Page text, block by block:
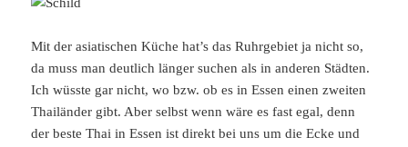
Mit der asiatischen Küche hat’s das Ruhrgebiet ja nicht so,
da muss man deutlich länger suchen als in anderen Städten.
Ich wüsste gar nicht, wo bzw. ob es in Essen einen zweiten
Thailänder gibt. Aber selbst wenn wäre es fast egal, denn
der beste Thai in Essen ist direkt bei uns um die Ecke und